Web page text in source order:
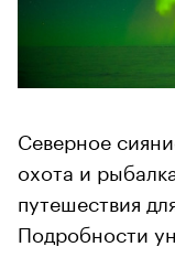
Северное
охота и
путешествия
Подробности